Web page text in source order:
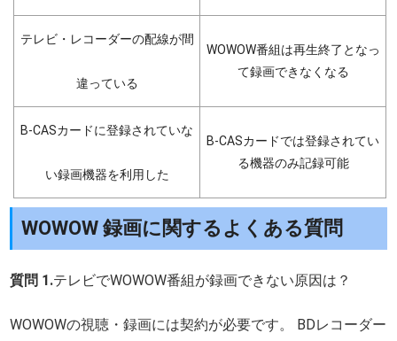
テレビ・レコーダーの配線が間
違っている
WOWOW番組は再生終了となっ
て録画できなくなる
B-CASカードに登録されていな
い録画機器を利用した
B-CASカードでは登録されてい
る機器のみ記録可能
WOWOW 録画に関するよくある質問
質問 1.テレビでWOWOW番組が録画できない原因は？
WOWOWの視聴・録画には契約が必要です。 BDレコーダー